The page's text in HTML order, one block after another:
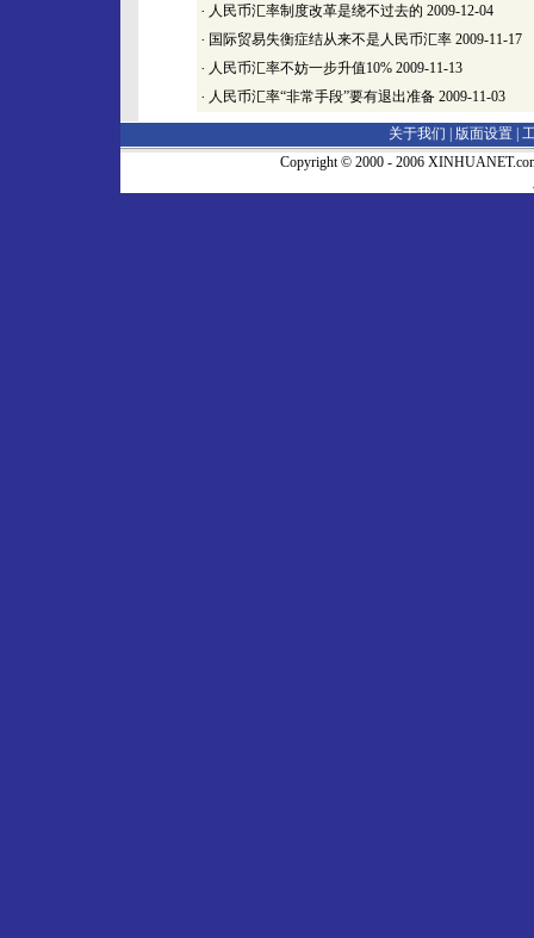
· 人民币汇率制度改革是绕不过去的 2009-12-04
· 国际贸易失衡症结从来不是人民币汇率 2009-11-17
· 人民币汇率不妨一步升值10% 2009-11-13
· 人民币汇率“非常手段”要有退出准备 2009-11-03
关于我们 | 版面设置
Copyright © 2000 - 2006